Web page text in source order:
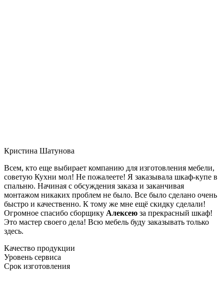
Кристина Шатунова
Всем, кто еще выбирает компанию для изготовления мебели,
советую Кухни мол! Не пожалеете! Я заказывала шкаф-купе в
спальню. Начиная с обсуждения заказа и заканчивая
монтажом никаких проблем не было. Все было сделано очень
быстро и качественно. К тому же мне ещё скидку сделали!
Огромное спасибо сборщику Алексею за прекрасный шкаф!
Это мастер своего дела! Всю мебель буду заказывать только
здесь.
Качество продукции
Уровень сервиса
Срок изготовления